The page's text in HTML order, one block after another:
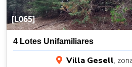
[L065]
4 Lotes Unifamiliares
Villa Gesell,